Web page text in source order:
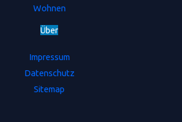
Wohnen
Über
Impressum
Datenschutz
Sitemap